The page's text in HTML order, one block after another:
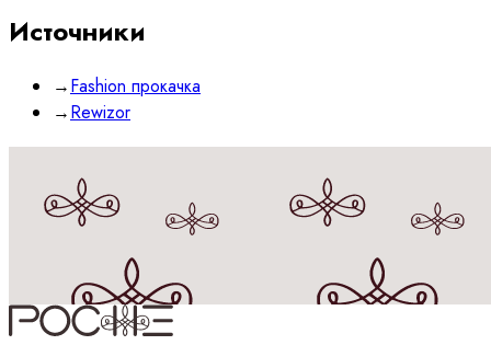
Источники
→Fashion прокачка
→Rewizor
Принимаюполитикуобработки данных